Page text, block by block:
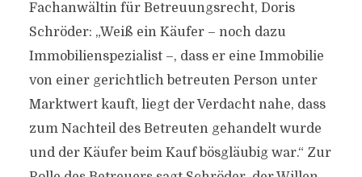
Fachanwältin für Betreuungsrecht, Doris
Schröder: „Weiß ein Käufer – noch dazu
Immobilienspezialist –, dass er eine Immobilie
von einer gerichtlich betreuten Person unter
Marktwert kauft, liegt der Verdacht nahe, dass
zum Nachteil des Betreuten gehandelt wurde
und der Käufer beim Kauf bösgläubig war.“ Zur